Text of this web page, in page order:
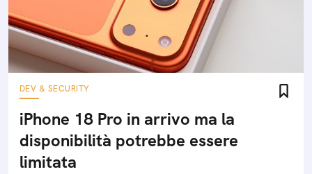
DEV & SECURITY
iPhone 18 Pro in arrivo ma la
disponibilità potrebbe essere
limitata